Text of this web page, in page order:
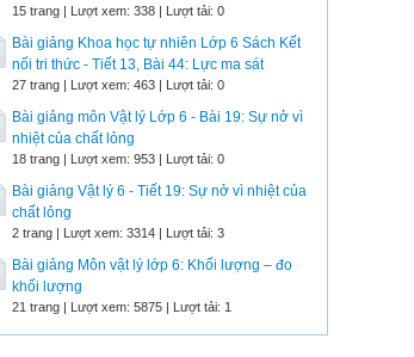
15 trang | Lượt xem: 338 | Lượt tải: 0
Bài giảng Khoa học tự nhiên Lớp 6 Sách Kết
nối tri thức - Tiết 13, Bài 44: Lực ma sát
27 trang | Lượt xem: 463 | Lượt tải: 0
Bài giảng môn Vật lý Lớp 6 - Bài 19: Sự nở vì
nhiệt của chất lỏng
18 trang | Lượt xem: 953 | Lượt tải: 0
Bài giảng Vật lý 6 - Tiết 19: Sự nở vì nhiệt của
chất lỏng
2 trang | Lượt xem: 3314 | Lượt tải: 3
Bài giảng Môn vật lý lớp 6: Khối lượng – đo
khối lượng
21 trang | Lượt xem: 5875 | Lượt tải: 1